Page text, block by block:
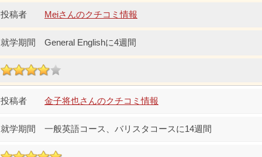
Meiさんのクチコミ情報
General Englishに4週間
金子将也さんのクチコミ情報
一般英語コース、バリスタコースに14週間